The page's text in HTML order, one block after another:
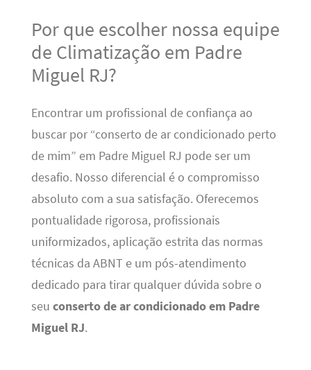
Por que escolher nossa equipe
de Climatização em Padre
Miguel RJ?
Encontrar um profissional de confiança ao
buscar por “conserto de ar condicionado perto
de mim” em Padre Miguel RJ pode ser um
desafio. Nosso diferencial é o compromisso
absoluto com a sua satisfação. Oferecemos
pontualidade rigorosa, profissionais
uniformizados, aplicação estrita das normas
técnicas da ABNT e um pós-atendimento
dedicado para tirar qualquer dúvida sobre o
seu conserto de ar condicionado em Padre
Miguel RJ.